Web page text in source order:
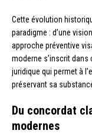
Cette évolution
paradigme : d’une
approche préventive
moderne s’inscrit
juridique qui permet à
préservant sa
Du concordat
modernes